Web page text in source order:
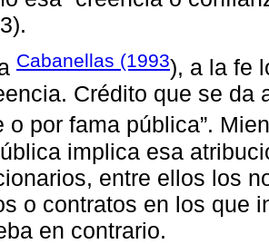
Cabanellas (1993), a la fe
Crédito que se
o por fama pública”.
implica esa
entre ellos los
o contratos en los que
en contrario.